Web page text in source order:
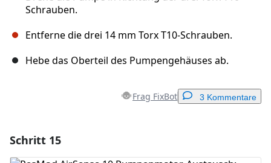
Schrauben.
Entferne die drei 14 mm Torx T10-Schrauben.
Hebe das Oberteil des Pumpengehäuses ab.
Frag FixBot 3 Kommentare
Schritt 15